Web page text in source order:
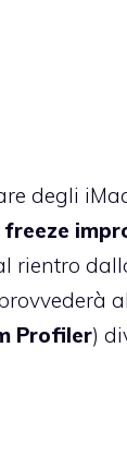
degli
freeze
rientro
Profiler)